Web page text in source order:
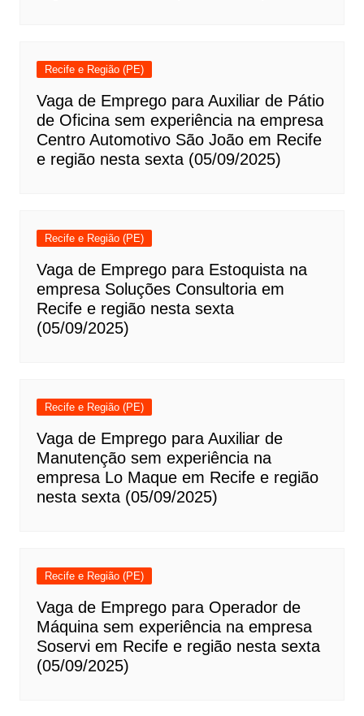
Recife e Região (PE)
Vaga de Emprego para Auxiliar de Pátio
de Oficina sem experiência na empresa
Centro Automotivo São João em Recife
e região nesta sexta (05/09/2025)
Recife e Região (PE)
Vaga de Emprego para Estoquista na
empresa Soluções Consultoria em
Recife e região nesta sexta
(05/09/2025)
Recife e Região (PE)
Vaga de Emprego para Auxiliar de
Manutenção sem experiência na
empresa Lo Maque em Recife e região
nesta sexta (05/09/2025)
Recife e Região (PE)
Vaga de Emprego para Operador de
Máquina sem experiência na empresa
Soservi em Recife e região nesta sexta
(05/09/2025)